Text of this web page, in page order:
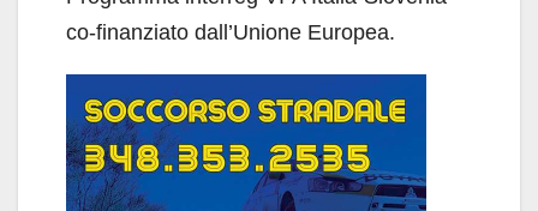
co-finanziato dall’Unione Europea.